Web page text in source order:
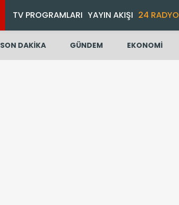
TV PROGRAMLARI YAYIN AKIŞI 24 RADYO
SON DAKİKA GÜNDEM EKONOMİ